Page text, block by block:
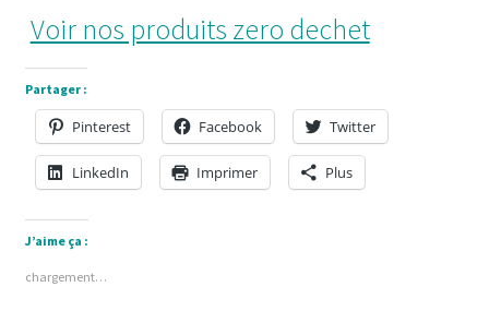
Voir nos produits zero dechet
Partager :
Pinterest Facebook Twitter
LinkedIn Imprimer Plus
J’aime ça :
chargement…